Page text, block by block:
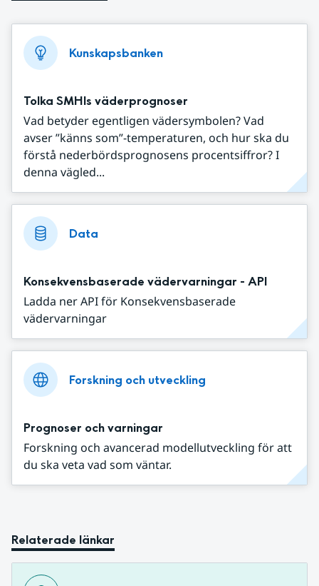
Kunskapsbanken
Tolka SMHIs väderprognoser
Vad betyder egentligen vädersymbolen? Vad
avser ”känns som”-temperaturen, och hur ska du
förstå nederbördsprognosens procentsiffror? I
denna vägled...
Data
Konsekvensbaserade vädervarningar - API
Ladda ner API för Konsekvensbaserade
vädervarningar
Forskning och utveckling
Prognoser och varningar
Forskning och avancerad modellutveckling för att
du ska veta vad som väntar.
Relaterade länkar